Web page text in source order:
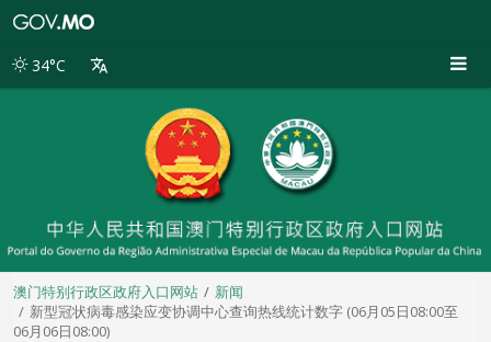
别
34°C
澳门特别行政区政府入口网站
新闻
新型冠状病毒感染应变协调中心查询热线统计数字 (06月05日08:00至
06月06日08:00)